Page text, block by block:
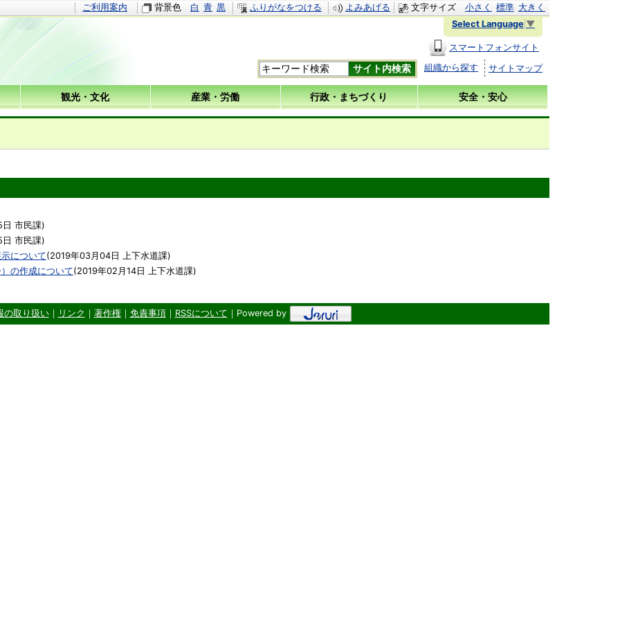
文字サイズ 小さく 標準 大きく
ご利用案内 背景色 白 青 黒 ふりがなをつける
よみあげる
Select Language ▼
スマートフォンサイト
組織から探す
サイトマップ
観光・文化 産業・労働 行政・まちづくり 安全・安心
市民課)
市民課)
について(2019年03月04日 上下水道課)
の作成について(2019年02月14日 上下水道課)
の取り扱い｜ リンク ｜ 著作権｜ 免責事項｜ RSSについて ｜Powered by